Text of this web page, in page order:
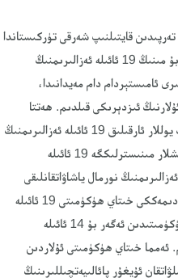
قايتىلنىپ شەرقى تۈركىستاندا
جازا لاگىرىنى قۇرۇپ ئۇيغۇر ۋە باشقا تۈركى مىللەتلەرگە قارىتا ئىرقى قىرغىنچىلىق ئېلىپ بېرىۋاتىدۇ. بۇ مىنىڭ 19 ئائىلە ئەزالىرىمنىڭ
ھەر ھەپتە ئاخىرى ئامىستېردام دام مەيدانىدا،
ئىزدېرىكى قىلدىم. ھەتتا
گوللاندىيە پادىشاسى، باش مىنىستېر، تاشقى ئىشلار مىنىسترلكىگە قايتا-قايتا خەت يېزىپ دىپلۇماتىك يوللار ئارقىلىق 19 ئائىلە ئەزالىرىمنىڭ
ئىزدېرىكىنى قىلىپ بىرشنى تەلەپ قىلدىم. 2020-يىلى 9-ئايدا ختاي ھۈكۈمىتى گوللاندىيە تاشقى ئىشلار مىنىسترلىكگە 19 ئائىلە
3 يىلدىن 16.5 يىلغىچە كىسىلىپ تۈرمىگە سۇلانغانلىقى، قالغان 14 ئائىلە ئەزالىرىمنىڭ نورمال ياشاۋاتقانلىقى
ھەققىدە جاۋاب بەردى.ئەمما ھازىرغىچە بۇ 14 ئائىلە ئەزالىرىم بىلەن تېلفۇندىمۇ كۈرشەلمەيۋاتىمەن. دىمەككى خىتاي ھۈكۈمىتى 19 ئائىلە
ئەزالىرىم ھەققىدە يالغان ئۇچۇر بەردى. خىتاي ھۈكۈمىتىنىڭ بۇ ئۇچۇرلىرىغا ئىشەنمەيمەن. خىتاي ھۈكۈمىتىدىن ئەگەر بۇ 14 ئائىلە
ئەمما خىتاي ھۈكۈمىتى ئۇلاردىن
ئۇيغۇر پائالىيەتچىللىرىنىڭ